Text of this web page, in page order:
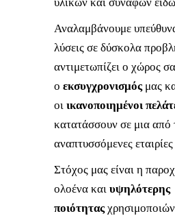
Αναλαμβάνουμε
λύσεις σε δύσκολα
αντιμετωπίζει ο χώρος
ο εκσυγχρονισμόςμας
οιικανοποιημένοι
κατατάσσουν σε μια από
αναπτυσσόμενες
Στόχος μας είναι η
ολοένα καιυψηλότερης
ποιότητας